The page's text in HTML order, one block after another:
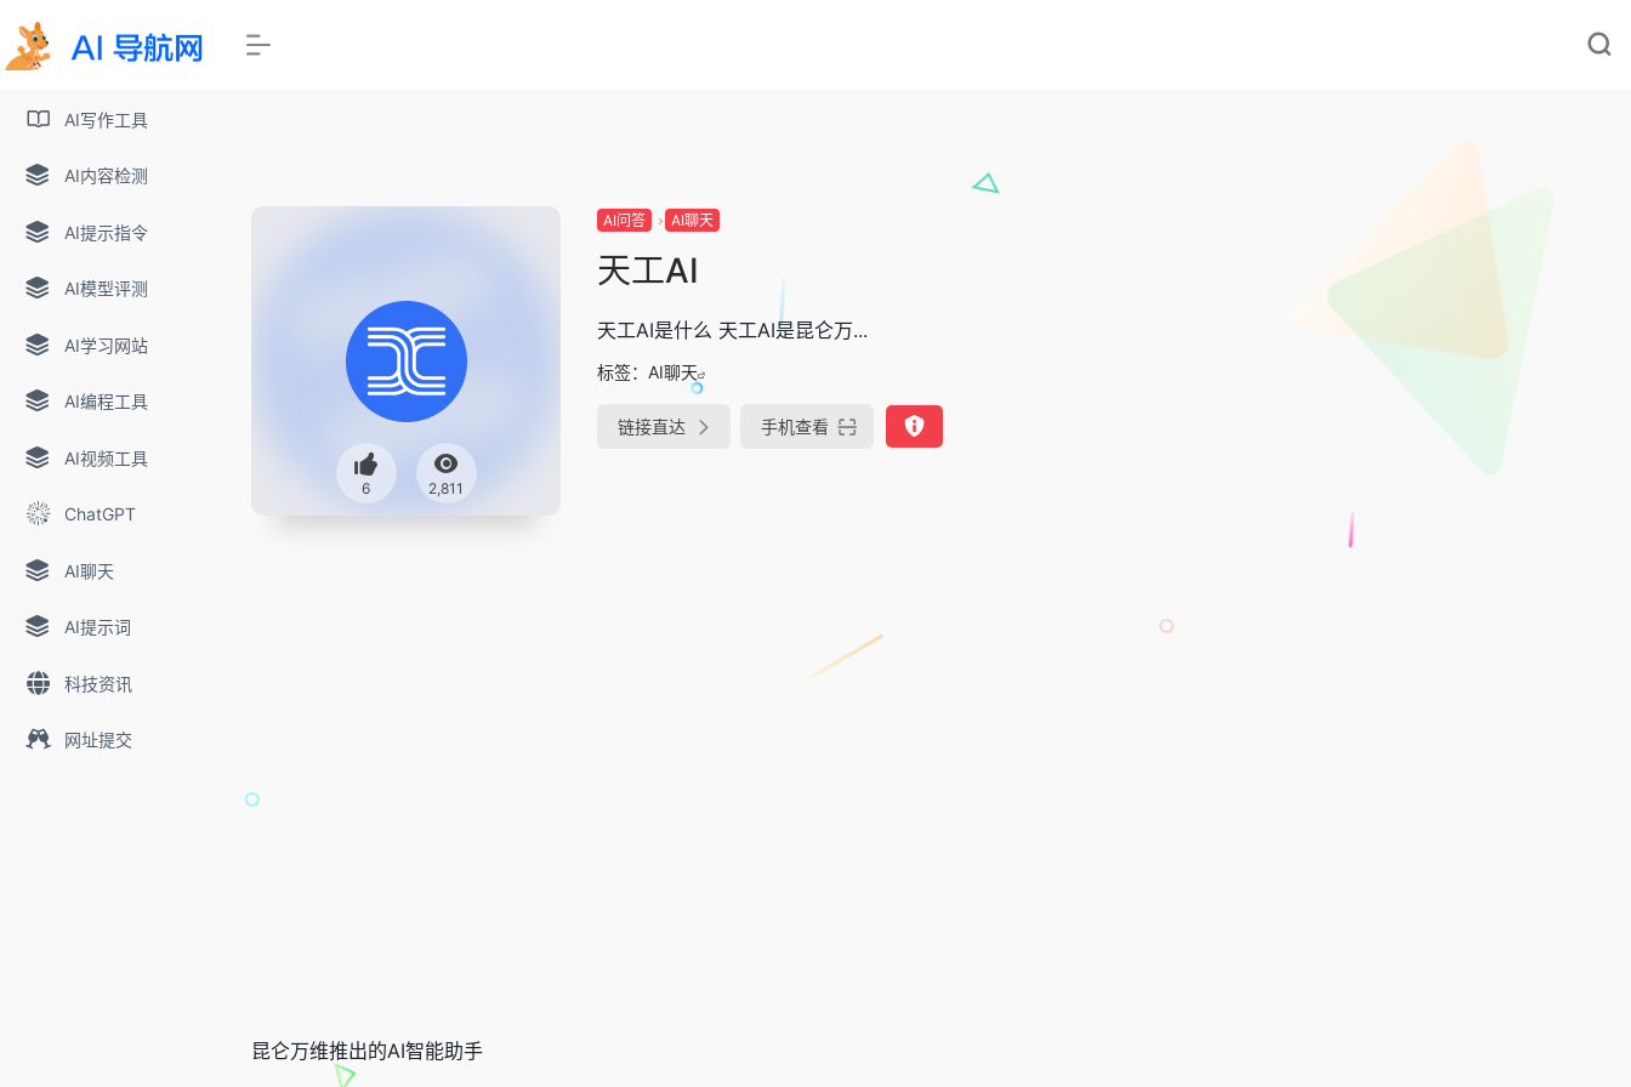
AI写作工具
AI内容检测
AI提示指令
AI模型评测
AI学习网站
AI编程工具
AI视频工具
ChatGPT
AI聊天
AI提示词
科技资讯
网址提交
6 2,811
AI问答 AI聊天
天工AI
天工AI是什么 天工AI是昆仑万...
标签： AI聊天
链接直达 手机查看
昆仑万维推出的AI智能助手